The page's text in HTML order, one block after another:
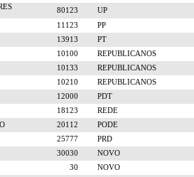
80123
UP
11123
PP
13913
PT
10100
REPUBLICANOS
10133
REPUBLICANOS
10210
REPUBLICANOS
12000
PDT
18123
REDE
20112
PODE
25777
PRD
30030
NOVO
30
NOVO